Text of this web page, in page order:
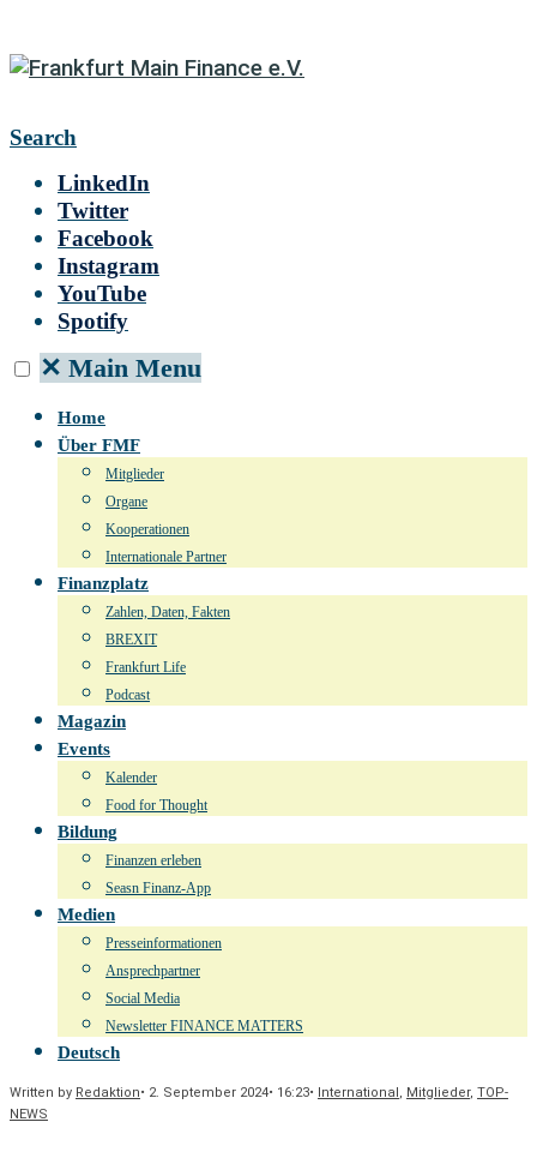
Search
LinkedIn
Twitter
Facebook
Instagram
YouTube
Spotify
✕ Main Menu
Home
Über FMF
Mitglieder
Organe
Kooperationen
Internationale Partner
Finanzplatz
Zahlen, Daten, Fakten
BREXIT
Frankfurt Life
Podcast
Magazin
Events
Kalender
Food for Thought
Bildung
Finanzen erleben
Seasn Finanz-App
Medien
Presseinformationen
Ansprechpartner
Social Media
Newsletter FINANCE MATTERS
Deutsch
Written by Redaktion• 2. September 2024• 16:23• International, Mitglieder, TOP-
NEWS